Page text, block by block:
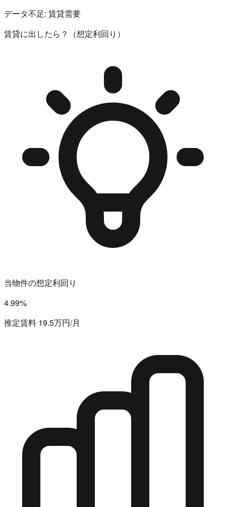
データ不足: 賃貸需要
賃貸に出したら？（想定利回り）
当物件の想定利回り
4.99%
推定賃料 19.5万円/月